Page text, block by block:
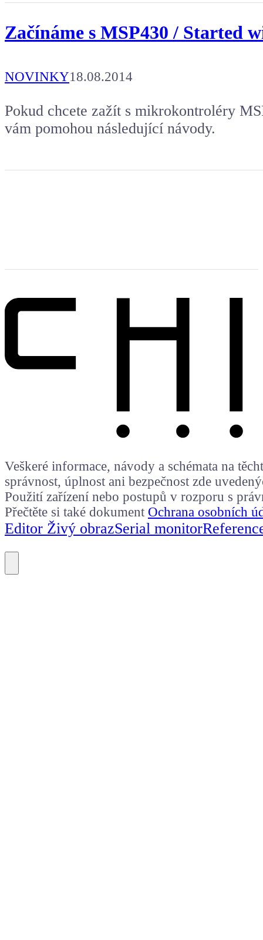
Začínáme s MSP430 / Started
NOVINKY18.08.2014
Pokud chcete zažít s mikrokontroléry
vám pomohou následující návody.
Veškeré informace, návody a schémata na
správnost, úplnost ani bezpečnost zde
Použití zařízení nebo postupů v rozporu s
Přečtěte si také dokument Ochrana osobních
Editor Živý obrazSerial monitor